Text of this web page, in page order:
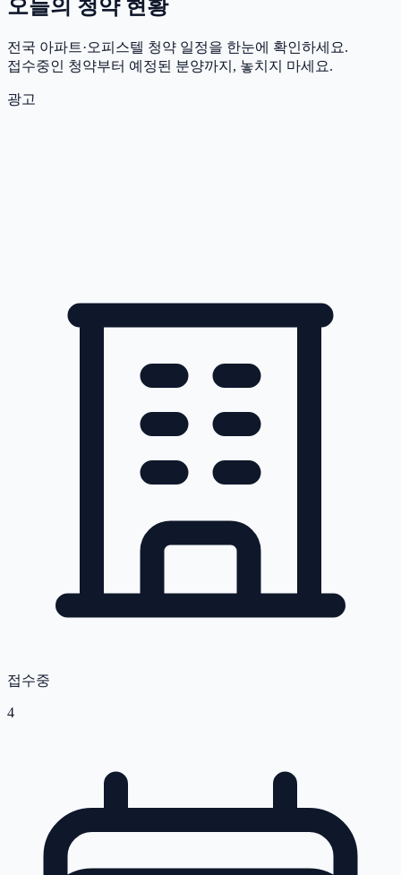
오늘의 청약 현황
전국 아파트·오피스텔 청약 일정을 한눈에 확인하세요.
접수중인 청약부터 예정된 분양까지, 놓치지 마세요.
광고
접수중
4